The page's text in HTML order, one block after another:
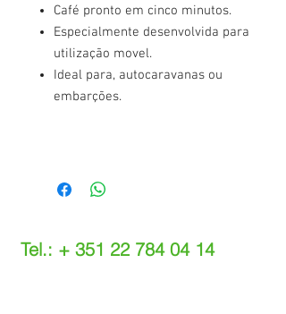
Café pronto em cinco minutos.
Especialmente desenvolvida para
utilização movel.
Ideal para, autocaravanas ou
embarções.
Tel.: + 351 22 784 04 14